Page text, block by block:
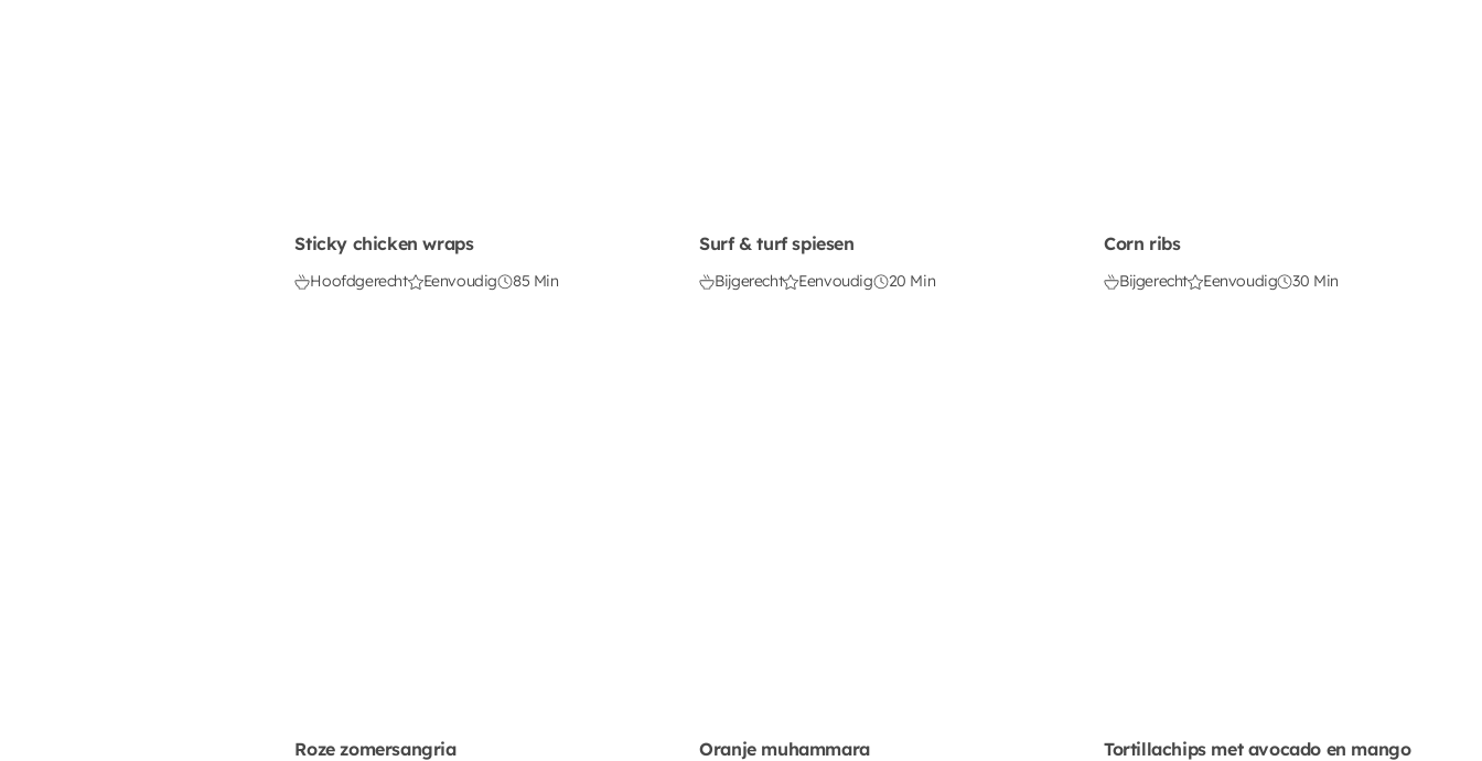
Sticky chicken wraps
Hoofdgerecht Eenvoudig 85 Min
Surf & turf spiesen
Bijgerecht Eenvoudig 20 Min
Corn ribs
Bijgerecht Eenvoudig 30 Min
Roze zomersangria Oranje muhammara Tortillachips met avocado en mango